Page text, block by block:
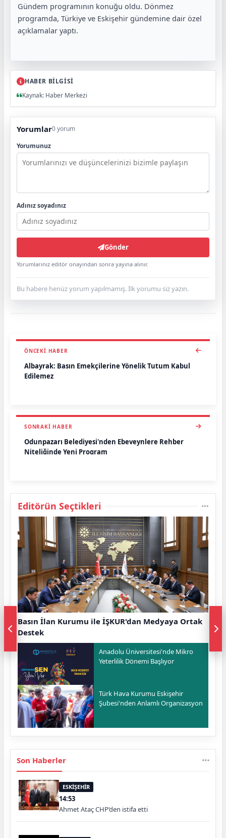
Gündem programının konuğu oldu. Dönmez
programda, Türkiye ve Eskişehir gündemine dair özel
açıklamalar yaptı.
HABER BİLGİSİ
Kaynak: Haber Merkezi
Yorumlar0 yorum
Yorumunuz
Adınız soyadınız
Gönder
Yorumlarınız editör onayından sonra yayına alınır.
Bu habere henüz yorum yapılmamış. İlk yorumu siz yazın.
ÖNCEKI HABER
Albayrak: Basın Emekçilerine Yönelik Tutum Kabul
Edilemez
SONRAKI HABER
Odunpazarı Belediyesi'nden Ebeveynlere Rehber
Niteliğinde Yeni Program
Editörün Seçtikleri
Basın İlan Kurumu ile İŞKUR'dan Medyaya Ortak
Destek
Anadolu Üniversitesi'nde Mikro
Yeterlilik Dönemi Başlıyor
Türk Hava Kurumu Eskişehir
Şubesi'nden Anlamlı Organizasyon
Son Haberler
ESKİŞEHİR
14:53
Ahmet Ataç CHP’den istifa etti